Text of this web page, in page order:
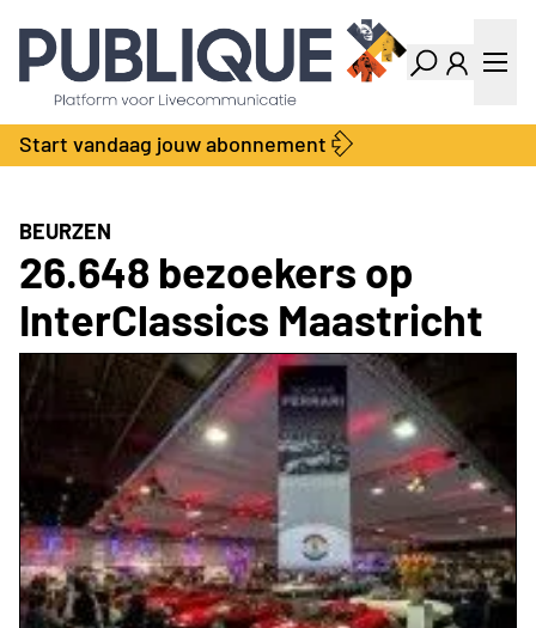
Industry Dashboard
Vacatures
Kalender
Producten
Bedrijvengids
Locatie Finder
Contact
Over ons
Adverteren
Abonnementen
Start vandaag jouw abonnement
BEURZEN
26.648 bezoekers op
InterClassics Maastricht